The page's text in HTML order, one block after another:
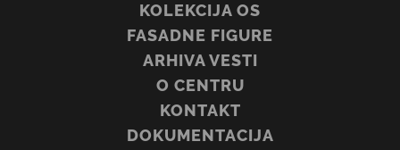
KOLEKCIJA OS
FASADNE FIGURE
ARHIVA VESTI
O CENTRU
KONTAKT
DOKUMENTACIJA